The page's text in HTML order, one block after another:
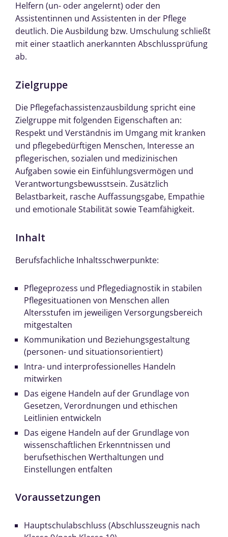
Helfern (un- oder angelernt) oder den
Assistentinnen und Assistenten in der Pflege
deutlich. Die Ausbildung bzw. Umschulung schließt
mit einer staatlich anerkannten Abschlussprüfung
ab.
Zielgruppe
Die Pflegefachassistenzausbildung spricht eine
Zielgruppe mit folgenden Eigenschaften an:
Respekt und Verständnis im Umgang mit kranken
und pflegebedürftigen Menschen, Interesse an
pflegerischen, sozialen und medizinischen
Aufgaben sowie ein Einfühlungsvermögen und
Verantwortungsbewusstsein. Zusätzlich
Belastbarkeit, rasche Auffassungsgabe, Empathie
und emotionale Stabilität sowie Teamfähigkeit.
Inhalt
Berufsfachliche Inhaltsschwerpunkte:
Pflegeprozess und Pflegediagnostik in stabilen
Pflegesituationen von Menschen allen
Altersstufen im jeweiligen Versorgungsbereich
mitgestalten
Kommunikation und Beziehungsgestaltung
(personen- und situationsorientiert)
Intra- und interprofessionelles Handeln
mitwirken
Das eigene Handeln auf der Grundlage von
Gesetzen, Verordnungen und ethischen
Leitlinien entwickeln
Das eigene Handeln auf der Grundlage von
wissenschaftlichen Erkenntnissen und
berufsethischen Werthaltungen und
Einstellungen entfalten
Voraussetzungen
Hauptschulabschluss (Abschlusszeugnis nach